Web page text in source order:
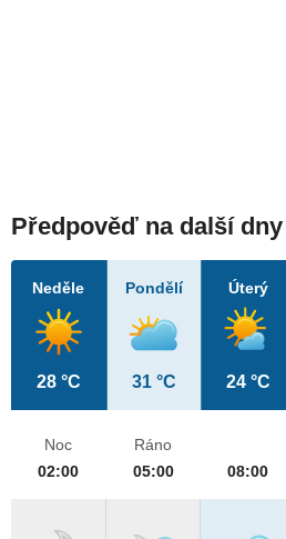
Předpověď na další dny
Neděle
28 °C
Pondělí
31 °C
Úterý
24 °C
Noc
02:00
Ráno
05:00
08:00